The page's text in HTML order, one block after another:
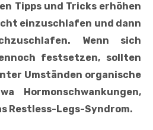
Tipps und Tricks erhöhen
einzuschlafen und dann
Wenn sich
festsetzen, sollten
Umständen organische
Hormonschwankungen,
Restless-Legs-Syndrom.